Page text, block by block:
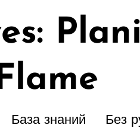
База знаний Без